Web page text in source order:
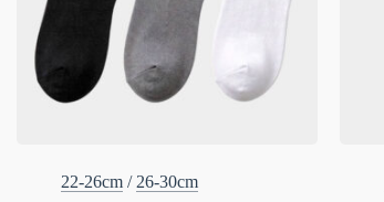
22-26cm/ 26-30cm